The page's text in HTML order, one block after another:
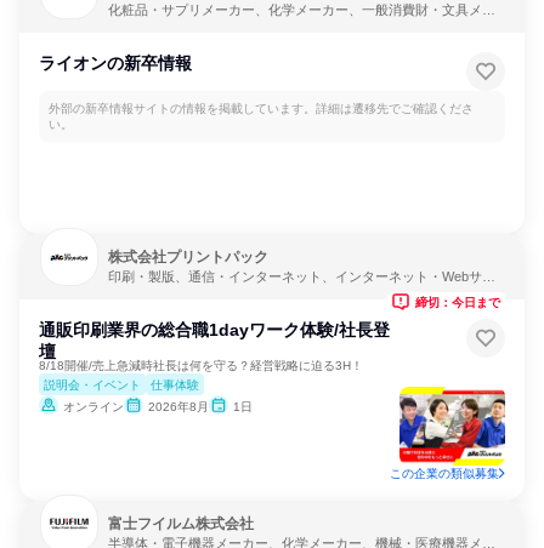
化粧品・サプリメーカー、化学メーカー、一般消費財・文具メー
ライオンの新卒情報
外部の新卒情報サイトの情報を掲載しています。詳細は遷移先でご確認くださ
い。
株式会社プリントパック
印刷・製版、通信・インターネット、インターネット・Webサー
通販印刷業界の総合職1dayワーク体験/社長登
壇
8/18開催/売上急減時社長は何を守る？経営戦略に迫る3H！
説明会・イベント
仕事体験
オンライン
2026年8月 1日
締切：今日まで
この企業の類似募集
富士フイルム株式会社
半導体・電子機器メーカー、化学メーカー、機械・医療機器メー